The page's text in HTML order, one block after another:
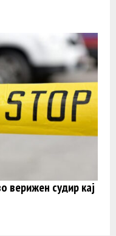
верижен судир кај